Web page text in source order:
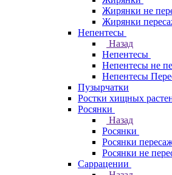
Жирянки не
Жирянки
Непентесы
Назад
Непентесы
Непентесы не
Непентесы
Пузырчатки
Ростки хищных
Росянки
Назад
Росянки
Росянки
Росянки не
Саррацении